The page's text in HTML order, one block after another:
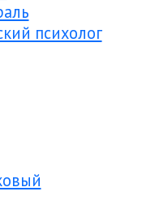
психолог